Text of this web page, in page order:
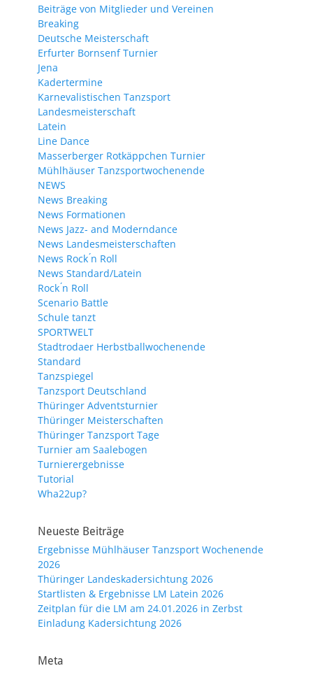
Beiträge von Mitglieder und Vereinen
Breaking
Deutsche Meisterschaft
Erfurter Bornsenf Turnier
Jena
Kadertermine
Karnevalistischen Tanzsport
Landesmeisterschaft
Latein
Line Dance
Masserberger Rotkäppchen Turnier
Mühlhäuser Tanzsportwochenende
NEWS
News Breaking
News Formationen
News Jazz- and Moderndance
News Landesmeisterschaften
News Rock ́n Roll
News Standard/Latein
Rock ́n Roll
Scenario Battle
Schule tanzt
SPORTWELT
Stadtrodaer Herbstballwochenende
Standard
Tanzspiegel
Tanzsport Deutschland
Thüringer Adventsturnier
Thüringer Meisterschaften
Thüringer Tanzsport Tage
Turnier am Saalebogen
Turnierergebnisse
Tutorial
Wha22up?
Neueste Beiträge
Ergebnisse Mühlhäuser Tanzsport Wochenende
2026
Thüringer Landeskadersichtung 2026
Startlisten & Ergebnisse LM Latein 2026
Zeitplan für die LM am 24.01.2026 in Zerbst
Einladung Kadersichtung 2026
Meta